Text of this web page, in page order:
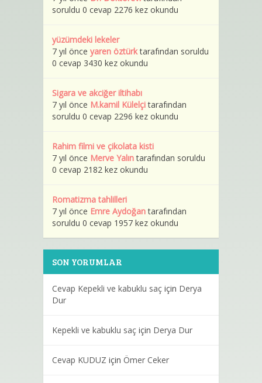
soruldu 0 cevap 2276 kez okundu
yüzümdeki lekeler
7 yıl önce yaren öztürktarafından soruldu
0 cevap 3430 kez okundu
Sigara ve akciğer iltihabı
7 yıl önce M.kamil Külelçitarafından
soruldu 0 cevap 2296 kez okundu
Rahim filmi ve çikolata kisti
7 yıl önce Merve Yalıntarafından soruldu
0 cevap 2182 kez okundu
Romatizma tahlilleri
7 yıl önce Emre Aydoğantarafından
soruldu 0 cevap 1957 kez okundu
SON YORUMLAR
Cevap Kepekli ve kabuklu saçiçin Derya
Dur
Kepekli ve kabuklu saçiçin Derya Dur
Cevap KUDUZ için Ömer Ceker